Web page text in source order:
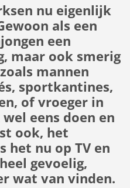
nu eigenlijk
als een
een
maar ook smerig
mannen
sportkantines,
of vroeger in
eens doen en
ook, het
het nu op TV en
gevoelig,
wat van vinden.